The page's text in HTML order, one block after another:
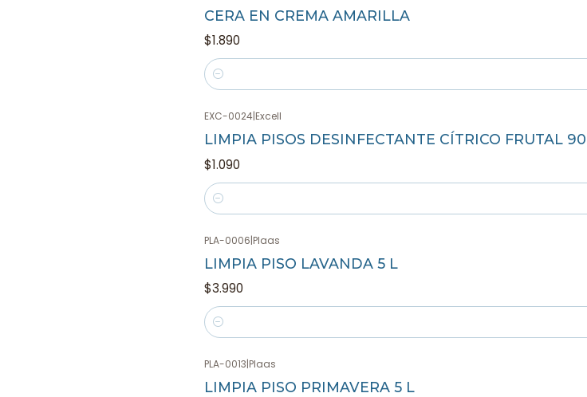
CERA EN CREMA AMARILLA
$1.890
Cantidad
EXC-0024|Excell
LIMPIA PISOS DESINFECTANTE CÍTRICO FRUTAL
$1.090
Cantidad
PLA-0006|Plaas
LIMPIA PISO LAVANDA 5 L
$3.990
Cantidad
PLA-0013|Plaas
LIMPIA PISO PRIMAVERA 5 L